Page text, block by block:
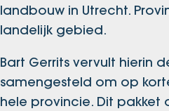
landbouw in Utrecht.
landelijk gebied.
Bart Gerrits vervult hierin
samengesteld om op
hele provincie. Dit